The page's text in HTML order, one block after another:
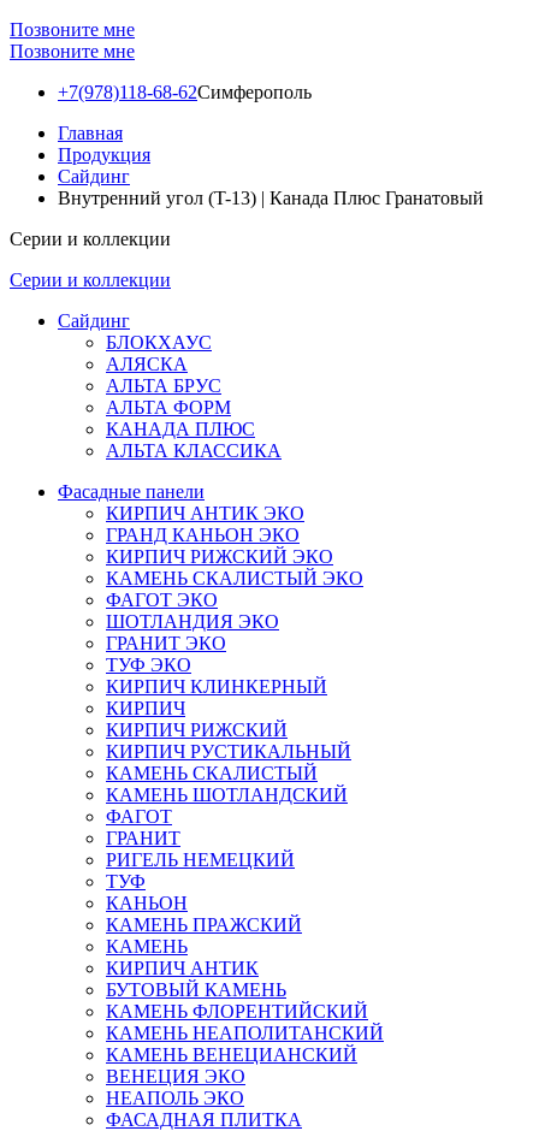
Позвоните мне
Позвоните мне
+7(978)118-68-62Симферополь
Главная
Продукция
Сайдинг
Внутренний угол (T-13) | Канада Плюс Гранатовый
Серии и коллекции
Серии и коллекции
Сайдинг
БЛОКХАУС
АЛЯСКА
АЛЬТА БРУС
АЛЬТА ФОРМ
КАНАДА ПЛЮС
АЛЬТА КЛАССИКА
Фасадные панели
КИРПИЧ АНТИК ЭКО
ГРАНД КАНЬОН ЭКО
КИРПИЧ РИЖСКИЙ ЭКО
КАМЕНЬ СКАЛИСТЫЙ ЭКО
ФАГОТ ЭКО
ШОТЛАНДИЯ ЭКО
ГРАНИТ ЭКО
ТУФ ЭКО
КИРПИЧ КЛИНКЕРНЫЙ
КИРПИЧ
КИРПИЧ РИЖСКИЙ
КИРПИЧ РУСТИКАЛЬНЫЙ
КАМЕНЬ СКАЛИСТЫЙ
КАМЕНЬ ШОТЛАНДСКИЙ
ФАГОТ
ГРАНИТ
РИГЕЛЬ НЕМЕЦКИЙ
ТУФ
КАНЬОН
КАМЕНЬ ПРАЖСКИЙ
КАМЕНЬ
КИРПИЧ АНТИК
БУТОВЫЙ КАМЕНЬ
КАМЕНЬ ФЛОРЕНТИЙСКИЙ
КАМЕНЬ НЕАПОЛИТАНСКИЙ
КАМЕНЬ ВЕНЕЦИАНСКИЙ
ВЕНЕЦИЯ ЭКО
НЕАПОЛЬ ЭКО
ФАСАДНАЯ ПЛИТКА